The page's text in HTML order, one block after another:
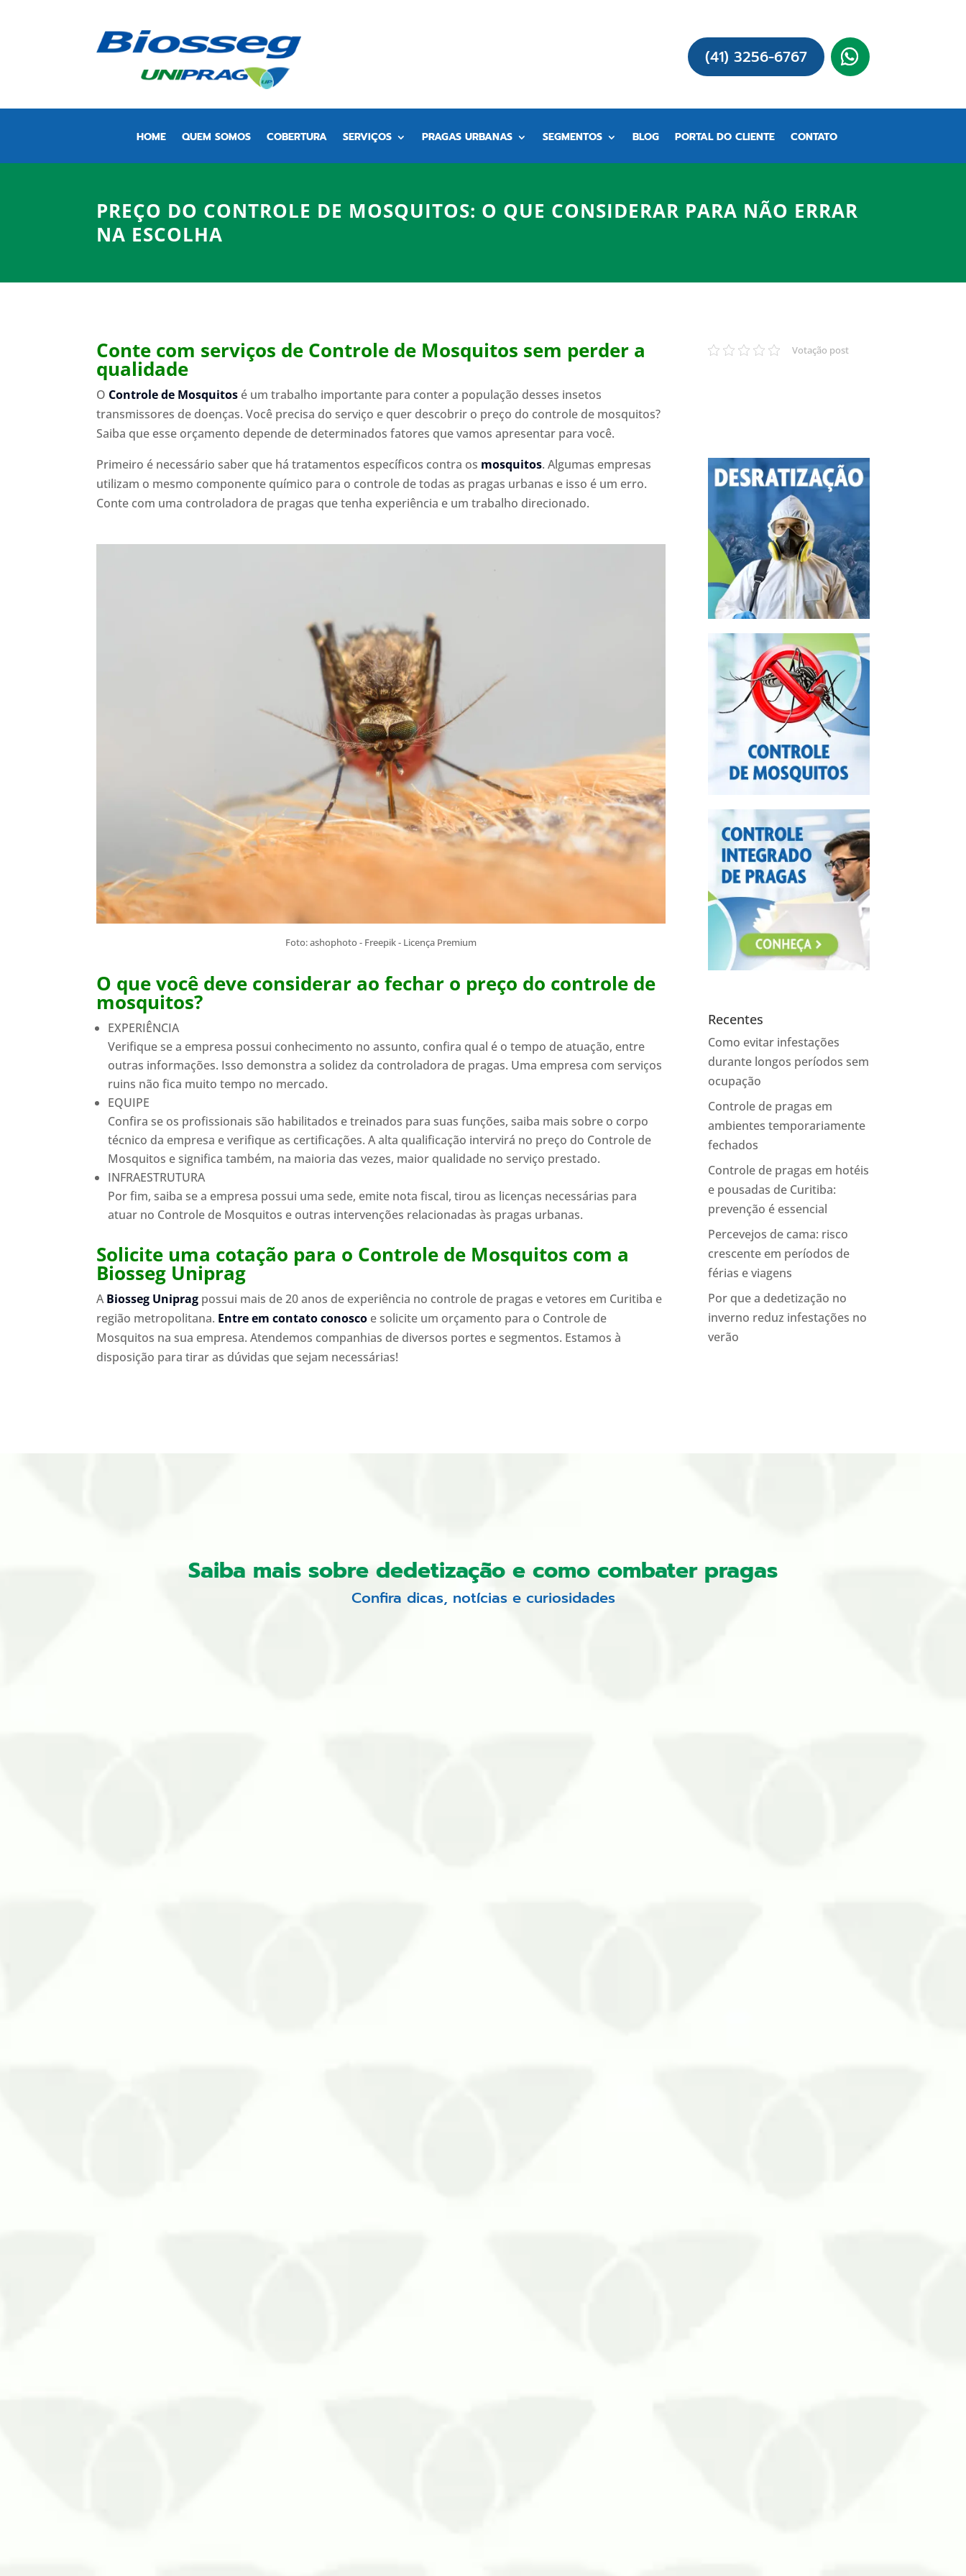
(41) 3256-6767
HOME QUEM SOMOS COBERTURA SERVIÇOS PRAGAS URBANAS SEGMENTOS BLOG PORTAL DO CLIENTE CONTATO
PREÇO DO CONTROLE DE MOSQUITOS: O QUE CONSIDERAR PARA NÃO ERRAR
NA ESCOLHA
Conte com serviços de Controle de Mosquitos sem perder a
qualidade
O Controle de Mosquitos é um trabalho importante para conter a população desses insetos
transmissores de doenças. Você precisa do serviço e quer descobrir o preço do controle de mosquitos?
Saiba que esse orçamento depende de determinados fatores que vamos apresentar para você.
Primeiro é necessário saber que há tratamentos específicos contra os mosquitos. Algumas empresas
utilizam o mesmo componente químico para o controle de todas as pragas urbanas e isso é um erro.
Conte com uma controladora de pragas que tenha experiência e um trabalho direcionado.
Foto: ashophoto - Freepik - Licença Premium
O que você deve considerar ao fechar o preço do controle de
mosquitos?
EXPERIÊNCIA
Verifique se a empresa possui conhecimento no assunto, confira qual é o tempo de atuação, entre
outras informações. Isso demonstra a solidez da controladora de pragas. Uma empresa com serviços
ruins não fica muito tempo no mercado.
EQUIPE
Confira se os profissionais são habilitados e treinados para suas funções, saiba mais sobre o corpo
técnico da empresa e verifique as certificações. A alta qualificação intervirá no preço do Controle de
Mosquitos e significa também, na maioria das vezes, maior qualidade no serviço prestado.
INFRAESTRUTURA
Por fim, saiba se a empresa possui uma sede, emite nota fiscal, tirou as licenças necessárias para
atuar no Controle de Mosquitos e outras intervenções relacionadas às pragas urbanas.
Solicite uma cotação para o Controle de Mosquitos com a
Biosseg Uniprag
ABiosseg Uniprag possui mais de 20 anos de experiência no controle de pragas e vetores em Curitiba e
região metropolitana. Entre em contato conosco e solicite um orçamento para o Controle de
Mosquitos na sua empresa. Atendemos companhias de diversos portes e segmentos. Estamos à
disposição para tirar as dúvidas que sejam necessárias!
Votação post
Recentes
Como evitar infestações
durante longos períodos sem
ocupação
Controle de pragas em
ambientes temporariamente
fechados
Controle de pragas em hotéis
e pousadas de Curitiba:
prevenção é essencial
Percevejos de cama: risco
crescente em períodos de
férias e viagens
Por que a dedetização no
inverno reduz infestações no
verão
Saiba mais sobre dedetização e como combater pragas
Confira dicas, notícias e curiosidades